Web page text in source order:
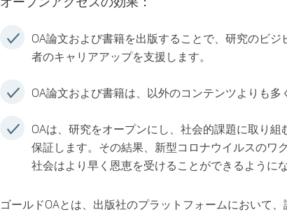
OA論文および書籍を出版することで、研究のビ
者のキャリアアップを支援します。
OA論文および書籍は、以外のコンテンツよりも多
OAは、研究をオープンにし、社会的課題に取り
保証します。その結果、新型コロナウイルスのワ
社会はより早く恩恵を受けることができるようにな
ゴールドOAとは、出版社のプラットフォームにおいて